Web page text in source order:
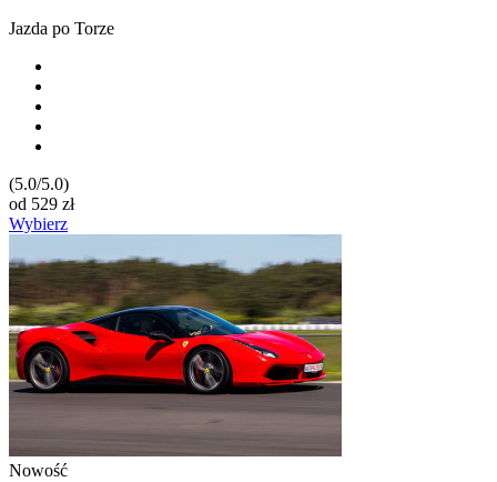
Jazda po Torze
(5.0/5.0)
od 529 zł
Wybierz
Nowość